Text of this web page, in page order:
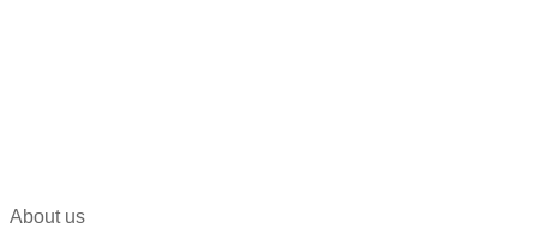
About us